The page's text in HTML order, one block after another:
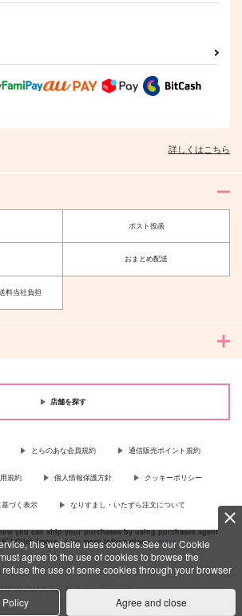
this website uses cookies.See our Cookie
agree to the use of cookies to browse the
the use of some cookies through your browser
Agree and close
787円
アズール×イデア
作品詳細
詳しくはこちら
ポスト投函
おまとめ配送
料当社負担
店舗を探す
とらのあな会員規約 通信販売ポイント規約
規約 個人情報保護方針 クッキーポリシー
づく表示 なりすまし・いたずら注文について
you can ship your purchases by using purchases agent
Click {more…} for more information …more
Inc, All Rights Reserved.